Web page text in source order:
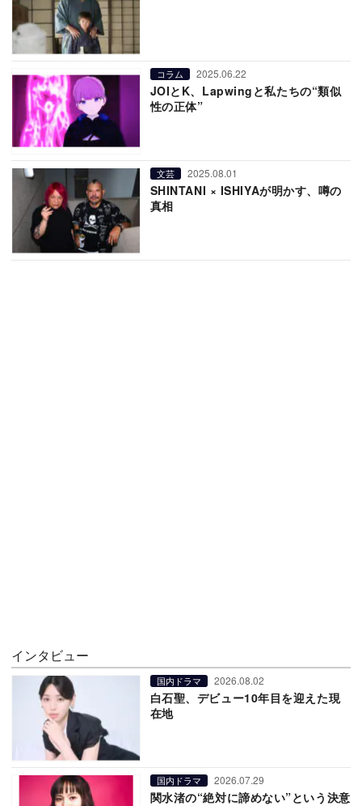
コラム 2025.06.22
JOIとK、Lapwingと私たちの“類似
性の正体”
文芸 2025.08.01
SHINTANI × ISHIYAが明かす、噂の
真相
インタビュー
国内ドラマ 2026.08.02
白石聖、デビュー10年目を迎えた現
在地
国内ドラマ 2026.07.29
関水渚の“絶対に諦めない”という決意